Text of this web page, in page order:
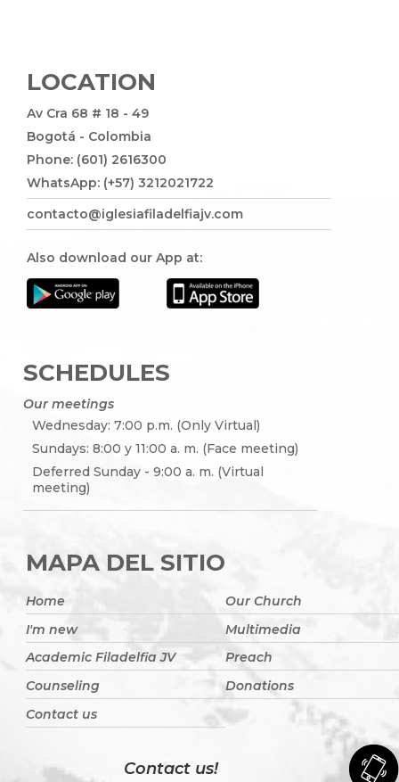
LOCATION
Av Cra 68 # 18 - 49
Bogotá - Colombia
Phone: (601) 2616300
WhatsApp: (+57) 3212021722
contacto@iglesiafiladelfiajv.com
Also download our App at:
SCHEDULES
Our meetings
Wednesday: 7:00 p.m. (Only Virtual)
Sundays: 8:00 y 11:00 a. m. (Face meeting)
Deferred Sunday - 9:00 a. m. (Virtual
meeting)
MAPA DEL SITIO
Home
Our Church
I'm new
Multimedia
Academic Filadelfia JV
Preach
Counseling
Donations
Contact us
Contact us!